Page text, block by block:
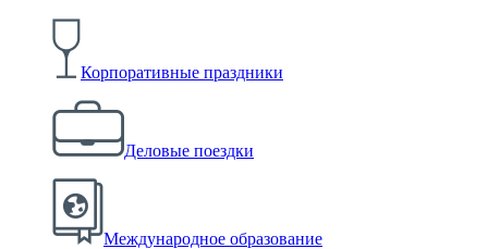
Корпоративные праздники
Деловые поездки
Международное образование